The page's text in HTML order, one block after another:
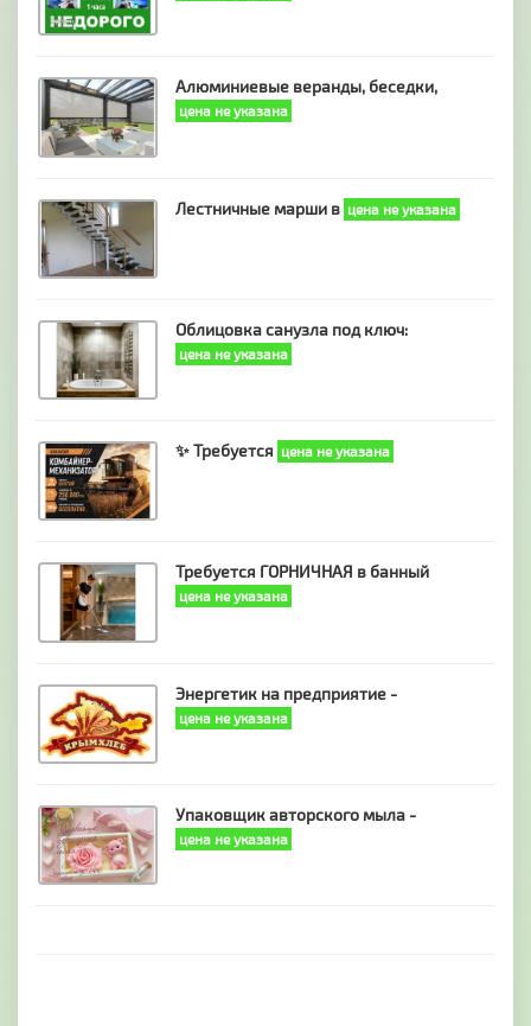
Алюминиевые веранды, беседки,
цена не указана
Лестничные марши в цена не указана
Облицовка санузла под ключ:
цена не указана
✨ Требуется цена не указана
Требуется ГОРНИЧНАЯ в банный
цена не указана
Энергетик на предприятие -
цена не указана
Упаковщик авторского мыла -
цена не указана